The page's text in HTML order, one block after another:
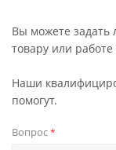
Вы можете
товару или
Наши
помогут.
Вопрос*